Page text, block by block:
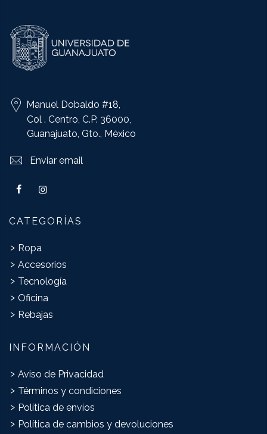
Manuel Dobaldo #18,
Col . Centro, C.P. 36000,
Guanajuato, Gto., México
Enviar email
CATEGORÍAS
Ropa
Accesorios
Tecnología
Oficina
Rebajas
INFORMACIÓN
Aviso de Privacidad
Términos y condiciones
Política de envíos
Política de cambios y devoluciones